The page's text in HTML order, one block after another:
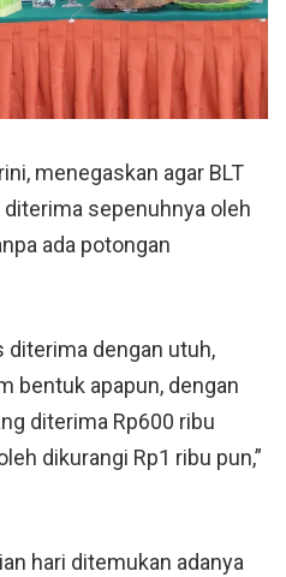
menegaskan agar BLT
sepenuhnya oleh
ada potongan
diterima dengan utuh,
bentuk apapun, dengan
diterima Rp600 ribu
dikurangi Rp1 ribu pun,”
hari ditemukan adanya